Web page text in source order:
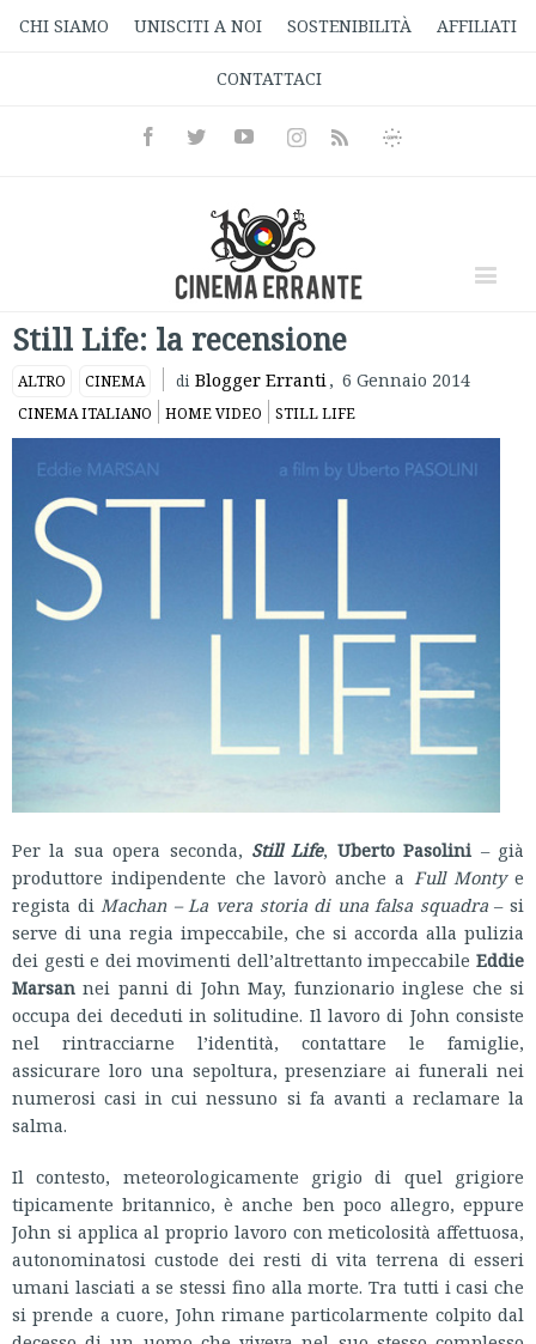
CHI SIAMO UNISCITI A NOI SOSTENIBILITÀ AFFILIATI
CONTATTACI
FacebookTwitterYoutubeInstagramRss
Informativa
Still Life: la recensione
ALTRO CINEMA di Blogger Erranti, 6 Gennaio 2014
CINEMA ITALIANO HOME VIDEO STILL LIFE
Per la sua opera seconda, Still Life, Uberto Pasolini – già
produttore indipendente che lavorò anche a Full Montye
regista di Machan – La vera storia di una falsa squadra– si
serve di una regia impeccabile, che si accorda alla pulizia
dei gesti e dei movimenti dell’altrettanto impeccabile Eddie
Marsan nei panni di John May, funzionario inglese che si
occupa dei deceduti in solitudine. Il lavoro di John consiste
nel rintracciarne l’identità, contattare le famiglie,
assicurare loro una sepoltura, presenziare ai funerali nei
numerosi casi in cui nessuno si fa avanti a reclamare la
salma.
Il contesto, meteorologicamente grigio di quel grigiore
tipicamente britannico, è anche ben poco allegro, eppure
John si applica al proprio lavoro con meticolosità affettuosa,
autonominatosi custode dei resti di vita terrena di esseri
umani lasciati a se stessi fino alla morte. Tra tutti i casi che
si prende a cuore, John rimane particolarmente colpito dal